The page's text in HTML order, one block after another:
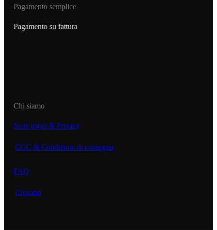
Pagamento semplice
Pagamento su fattura
Chi siamo
Note legali & Privacy
CGC & Condizioni di consegna
FAQ
Contatto